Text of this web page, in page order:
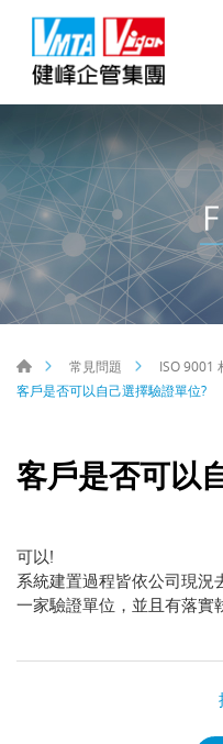
常見問題
ISO 9001
客戶是否可以自己選擇驗證單位?
客戶是否可以
可以!
系統建置過程皆依公司現
一家驗證單位，並且有落實